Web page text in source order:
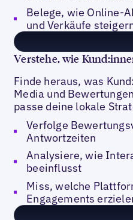
Belege, wie Online-
und Verkäufe
Verstehe, wie
Finde heraus, was
Media und
passe deine lokale
Verfolge
Antwortzeiten
Analysiere, wie
beeinflusst
Miss, welche
Engagements